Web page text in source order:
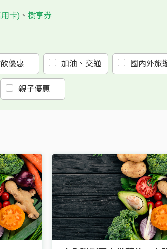
卡) 、 樹享券
優惠 加油、交通 國內外旅
親子優惠